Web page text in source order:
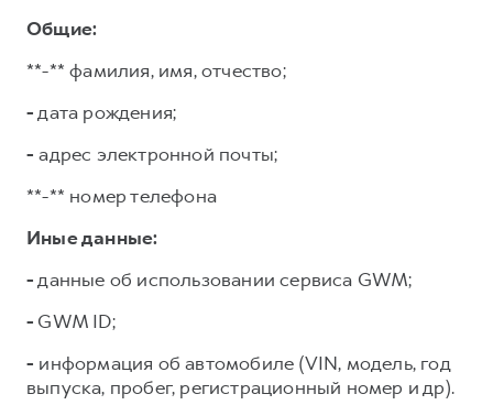
Общие:
**-** фамилия, имя, отчество;
-дата рождения;
- адрес электронной почты;
**-** номер телефона
Иные данные:
-данные об использовании сервиса GWM;
- GWM ID;
- информация об автомобиле (VIN, модель, год
выпуска, пробег, регистрационный номер и др).